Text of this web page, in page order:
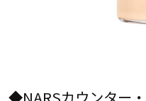
◆NARSカウンター